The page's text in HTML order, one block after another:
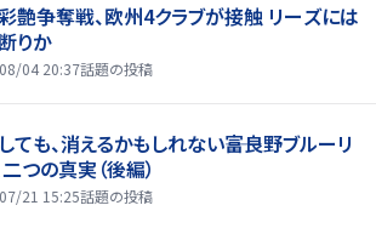
艶争奪戦、欧州4クラブが接触 リーズには
りか
04 20:37話題の投稿
ても、消えるかもしれない――富良野ブルーリ
二つの真実（後編）
21 15:25話題の投稿